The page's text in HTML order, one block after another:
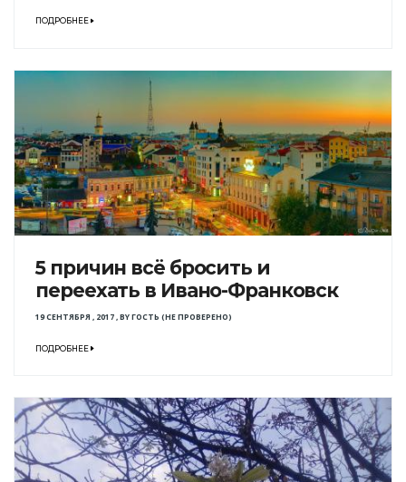
ПОДРОБНЕЕ
5 причин всё бросить и
переехать в Ивано-Франковск
19 СЕНТЯБРЯ , 2017,BYГОСТЬ (НЕ ПРОВЕРЕНО)
ПОДРОБНЕЕ